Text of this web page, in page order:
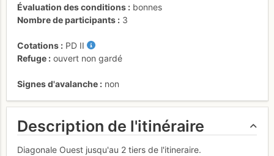
Évaluation des conditions
bonnes
Nombre de participants
3
Cotations PD II
Refuge
ouvert non gardé
Signes d'avalanche non
Description de l'itinéraire
Diagonale Ouest jusqu'au 2 tiers de l'itineraire.